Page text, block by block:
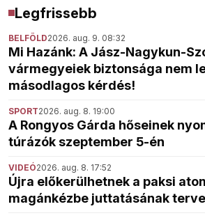
Legfrissebb
BELFÖLD2026. aug. 9. 08:32
Mi Hazánk: A Jász-Nagykun-
vármegyeiek biztonsága nem
másodlagos kérdés!
SPORT2026. aug. 8. 19:00
A Rongyos Gárda hőseinek
túrázók szeptember 5-én
VIDEÓ2026. aug. 8. 17:52
Újra előkerülhetnek a paksi
magánkézbe juttatásának